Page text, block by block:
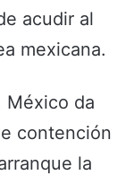
acudir al
mexicana.
México da
contención
la